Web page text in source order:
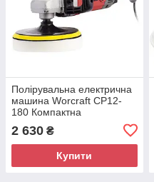
Полірувальна електрична
машина Worcraft CP12-
180 Компактна
2 630 ₴
Купити